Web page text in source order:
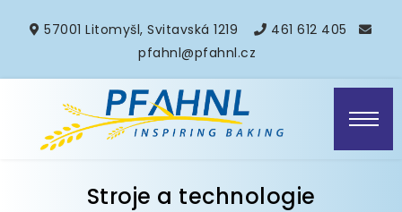
57001 Litomyšl, Svitavská 1219
461 612 405
pfahnl@pfahnl.cz
Stroje a technologie